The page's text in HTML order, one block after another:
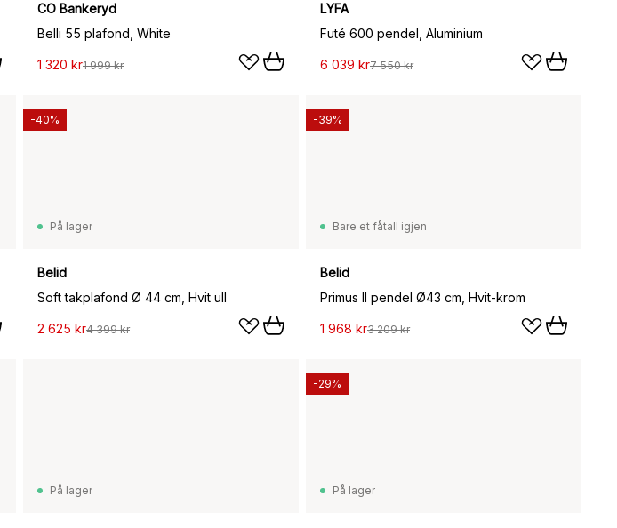
CO Bankeryd
Belli 55 plafond, White
1 320 kr1 999 kr
LYFA
Futé 600 pendel, Aluminium
6 039 kr7 550 kr
På lager
Belid
Soft takplafond Ø 44 cm, Hvit ull
2 625 kr4 399 kr
-40%
Bare et fåtall igjen
Belid
Primus II pendel Ø43 cm, Hvit-krom
1 968 kr3 209 kr
-39%
På lager På lager
-29%